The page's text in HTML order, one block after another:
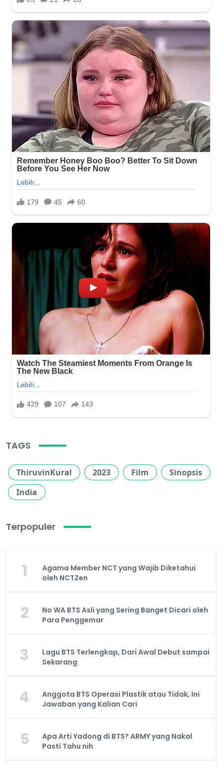
TAGS
ThiruvinKural 2023 Film
Sinopsis
India
Terpopuler
1
Agama Member NCT yang Wajib Diketahui
oleh NCTZen
2
No WA BTS Asli yang Sering Banget Dicari oleh
Para Penggemar
3
Lagu BTS Terlengkap, Dari Awal Debut sampai
Sekarang
4
Anggota BTS Operasi Plastik atau Tidak, Ini
Jawaban yang Kalian Cari
5
Apa Arti Yadong di BTS? ARMY yang Nakal
Pasti Tahu nih